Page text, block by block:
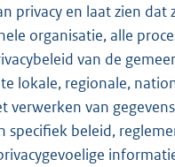
privacy en laat zien dat
organisatie, alle
van de
lokale, regionale,
verwerken van
beleid,